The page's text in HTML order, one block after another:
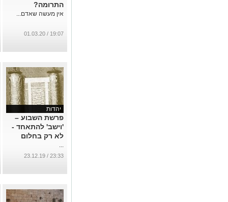
התרומה?
אין מעשה שאדם...
19:07 / 01.03.20
יהדות
פרשת השבוע –
'וישב' להתאחד -
לא רק בחלום
...
23:33 / 23.12.19